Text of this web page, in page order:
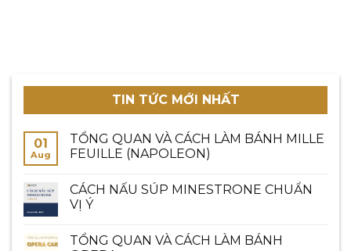
TIN TỨC MỚI NHẤT
01
Aug
TỔNG QUAN VÀ CÁCH LÀM BÁNH MILLE
FEUILLE (NAPOLEON)
CÁCH NẤU SÚP MINESTRONE CHUẨN
VỊ Ý
TỔNG QUAN VÀ CÁCH LÀM BÁNH